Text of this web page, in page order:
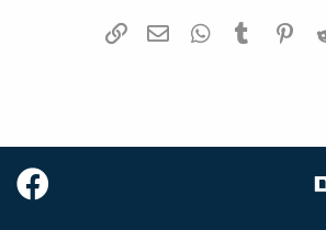
Reddit
Pinterest
Tumblr
WhatsAppדואר אלקטרוני